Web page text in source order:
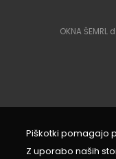
Piškotki pomagajo
Z uporabo naših
OKNA